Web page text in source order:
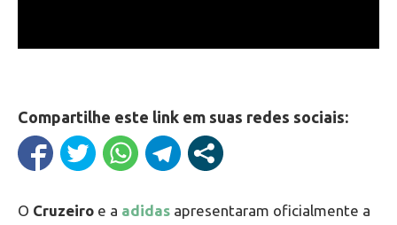
Compartilhe este link em suas redes sociais:
O Cruzeiro e a adidas apresentaram oficialmente a